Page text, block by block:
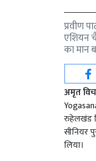
प्रवीण
एशियन
का मान
अमृत
रुहेलखंड
सीनियर
लिया।